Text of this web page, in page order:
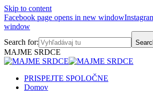
Skip to content
Facebook page opens in new window
window
Search for:
MAJME SRDCE
PRISPEJTE SPOLOČNE
Domov